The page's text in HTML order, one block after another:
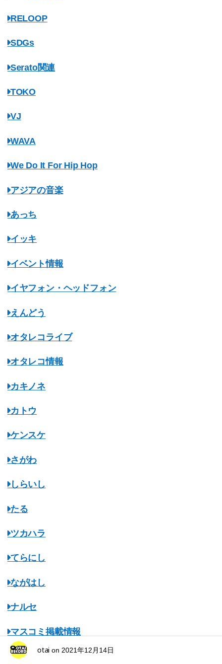
RELOOP
SDGs
Serato関連
TOKO
VJ
WAVA
We Do It For Hip Hop
アジアの音楽
あっち
イッキ
イベント情報
イヤフォン・ヘッドフォン
えんどう
オタレコライブ
オタレコ情報
カキノネ
カトウ
ケンスケ
さがわ
しらいし
たる
ツカハラ
てらにし
ながはし
ナルセ
マスコミ掲載情報
みちのくオタレコ
otai on 2021年12月14日